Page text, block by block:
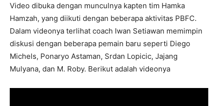
Video dibuka dengan munculnya kapten tim Hamka
Hamzah, yang diikuti dengan beberapa aktivitas PBFC.
Dalam videonya terlihat coach Iwan Setiawan memimpin
diskusi dengan beberapa pemain baru seperti Diego
Michels, Ponaryo Astaman, Srdan Lopicic, Jajang
Mulyana, dan M. Roby. Berikut adalah videonya